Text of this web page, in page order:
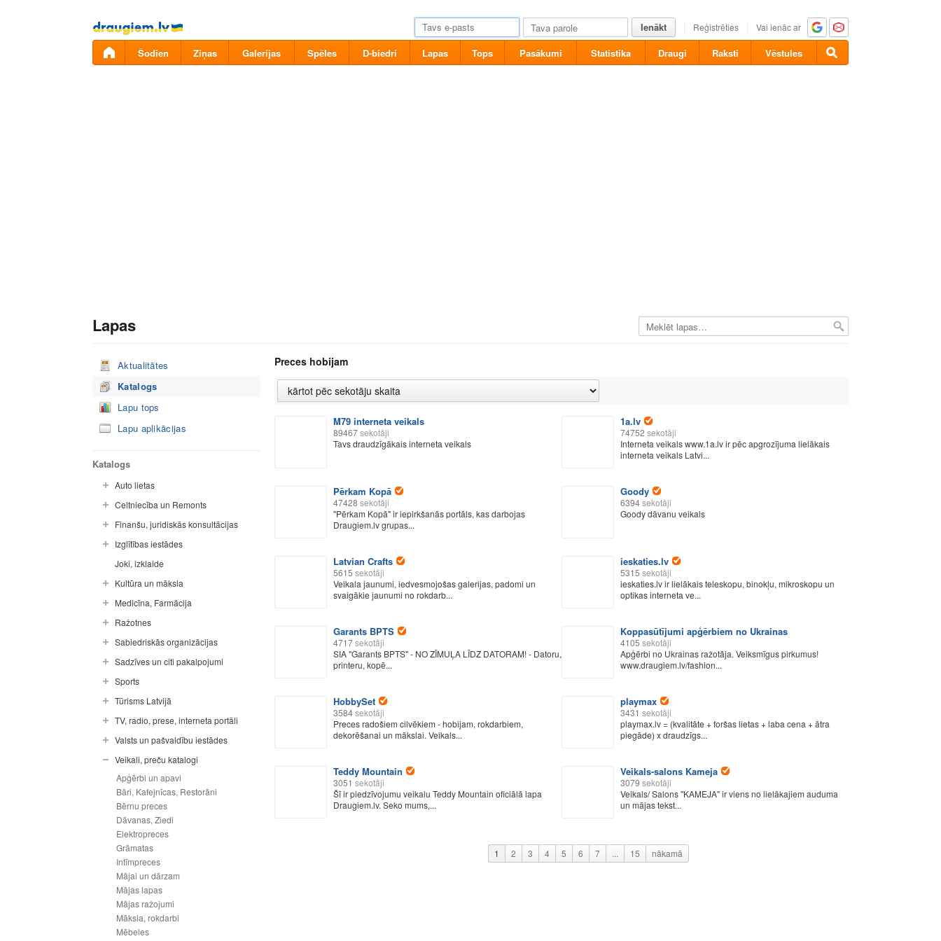
Pāriet
uz
saturu
Ienākt Reģistrēties Vai ienāc ar
Šodien Ziņas Galerijas Spēles D-biedri Lapas Tops Pasākumi Statistika Draugi Raksti Vēstules
Lapas
Aktualitātes
Katalogs
Lapu tops
Lapu aplikācijas
Katalogs
Auto lietas
Celtniecība un Remonts
Finanšu, juridiskās konsultācijas
Izglītības iestādes
Joki, izklaide
Kultūra un māksla
Medicīna, Farmācija
Ražotnes
Sabiedriskās organizācijas
Sadzīves un citi pakalpojumi
Sports
Tūrisms Latvijā
TV, radio, prese, interneta portāli
Valsts un pašvaldību iestādes
Veikali, preču katalogi
Apģērbi un apavi
Bāri, Kafejnīcas, Restorāni
Bērnu preces
Dāvanas, Ziedi
Elektropreces
Grāmatas
Intīmpreces
Mājai un dārzam
Mājas lapas
Mājas ražojumi
Māksla, rokdarbi
Mēbeles
Preces hobijam
M79 interneta veikals
89467sekotāji
Tavs draudzīgākais interneta veikals
1a.lv
74752 sekotāji
Interneta veikals www.1a.lv ir pēc apgrozījuma lielākais
interneta veikals Latvi...
Pērkam Kopā
47428 sekotāji
"Pērkam Kopā" ir iepirkšanās portāls, kas darbojas
Draugiem.lv grupas...
Goody
6394sekotāji
Goody dāvanu veikals
Latvian Crafts
5615 sekotāji
Veikala jaunumi, iedvesmojošas galerijas, padomi un
svaigākie jaunumi no rokdarb...
ieskaties.lv
5315 sekotāji
ieskaties.lv ir lielākais teleskopu, binokļu, mikroskopu un
optikas interneta ve...
Garants BPTS
4717sekotāji
SIA "Garants BPTS" - NO ZĪMUĻA LĪDZ DATORAM! - Datoru,
printeru, kopē...
Koppasūtījumi apģērbiem no Ukrainas
4105 sekotāji
Apģērbi no Ukrainas ražotāja. Veiksmīgus pirkumus!
www.draugiem.lv/fashion...
HobbySet
3584sekotāji
Preces radošiem cilvēkiem - hobijam, rokdarbiem,
dekorēšanai un mākslai. Veikals...
playmax
3431 sekotāji
playmax.lv = (kvalitāte + foršas lietas + laba cena + ātra
piegāde) x draudzīgs...
Teddy Mountain
3051 sekotāji
Šī ir piedzīvojumu veikalu Teddy Mountain oficiālā lapa
Draugiem.lv. Seko mums,...
Veikals-salons Kameja
3079 sekotāji
Veikals/ Salons "KAMEJA" ir viens no lielākajiem auduma
un mājas tekst...
1 2 3 4 5 6 7 ... 15 nākamā